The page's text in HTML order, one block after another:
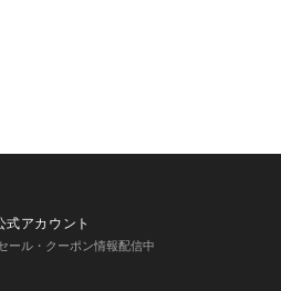
しか
なライ
ざい
式アカウント
ール・クーポン情報配信中